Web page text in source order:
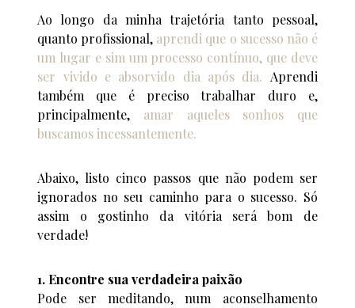
Ao longo da minha trajetória tanto pessoal,
quanto profissional, aprendi que o sucesso não é
um lugar e sim um processo contínuo, que deve
ser vivido e absorvido dia após dia. Aprendi
também que é preciso trabalhar duro e,
principalmente, amar aqueles sonhos que
buscamos incessantemente.
Abaixo, listo cinco passos que não podem ser
ignorados no seu caminho para o sucesso. Só
assim o gostinho da vitória será bom de
verdade!
1. Encontre sua verdadeira paixão
Pode ser meditando, num aconselhamento